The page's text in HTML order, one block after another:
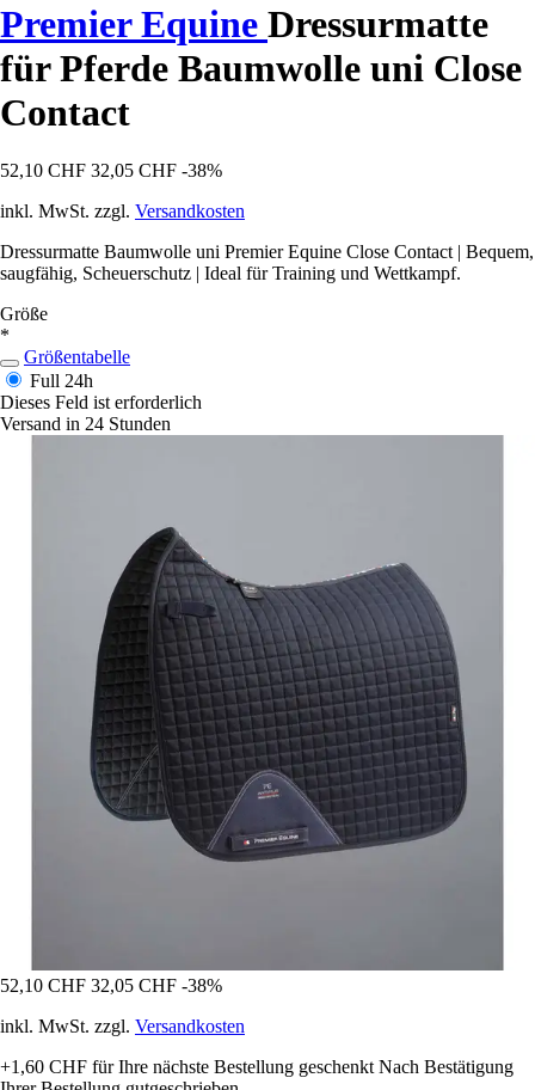
Premier Equine Dressurmatte
für Pferde Baumwolle uni Close
Contact
52,10 CHF 32,05 CHF -38%
inkl. MwSt. zzgl. Versandkosten
Dressurmatte Baumwolle uni Premier Equine Close Contact | Bequem,
saugfähig, Scheuerschutz | Ideal für Training und Wettkampf.
Größe
*
Größentabelle
Full 24h
Dieses Feld ist erforderlich
Versand in 24 Stunden
52,10 CHF 32,05 CHF -38%
inkl. MwSt. zzgl. Versandkosten
+1,60 CHF für Ihre nächste Bestellung geschenkt Nach Bestätigung